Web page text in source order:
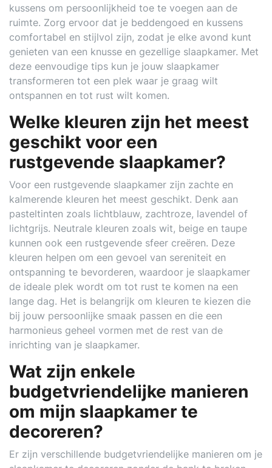
kussens om persoonlijkheid toe te voegen aan de
ruimte. Zorg ervoor dat je beddengoed en kussens
comfortabel en stijlvol zijn, zodat je elke avond kunt
genieten van een knusse en gezellige slaapkamer. Met
deze eenvoudige tips kun je jouw slaapkamer
transformeren tot een plek waar je graag wilt
ontspannen en tot rust wilt komen.
Welke kleuren zijn het meest
geschikt voor een
rustgevende slaapkamer?
Voor een rustgevende slaapkamer zijn zachte en
kalmerende kleuren het meest geschikt. Denk aan
pasteltinten zoals lichtblauw, zachtroze, lavendel of
lichtgrijs. Neutrale kleuren zoals wit, beige en taupe
kunnen ook een rustgevende sfeer creëren. Deze
kleuren helpen om een gevoel van sereniteit en
ontspanning te bevorderen, waardoor je slaapkamer
de ideale plek wordt om tot rust te komen na een
lange dag. Het is belangrijk om kleuren te kiezen die
bij jouw persoonlijke smaak passen en die een
harmonieus geheel vormen met de rest van de
inrichting van je slaapkamer.
Wat zijn enkele
budgetvriendelijke manieren
om mijn slaapkamer te
decoreren?
Er zijn verschillende budgetvriendelijke manieren om je